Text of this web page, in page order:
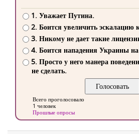
1. Уважает Путина.
2. Боится увеличить эскалацию
3. Никому не дает такие
4. Боится нападения Украины
5. Просто у него манера
не сделать.
Всего проголосовало
1 человек
Прошлые опросы